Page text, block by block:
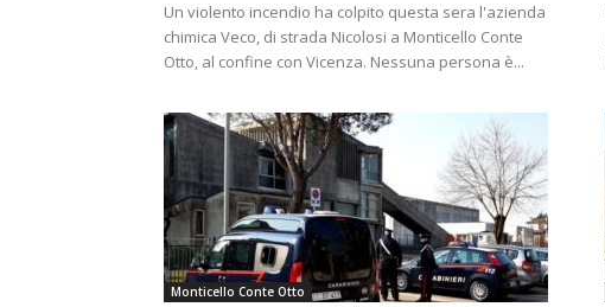
Un violento incendio ha colpito questa sera l'azienda
chimica Veco, di strada Nicolosi a Monticello Conte
Otto, al confine con Vicenza. Nessuna persona è...
Monticello Conte Otto